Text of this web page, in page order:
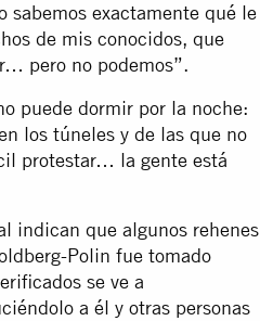
sabemos exactamente qué le
de mis conocidos, que
pero no podemos”.
puede dormir por la noche:
los túneles y de las que no
protestar… la gente está
indican que algunos rehenes
Polin fue tomado
se ve a
a él y otras personas